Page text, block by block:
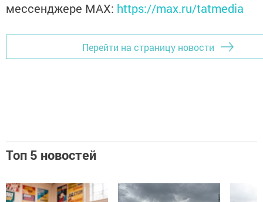
мессенджере MАХ: https://max.ru/tatmedia
Перейти на страницу новости
Топ 5 новостей